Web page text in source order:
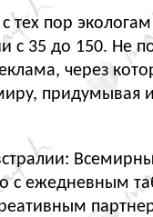
тех пор
с 35 до 150. Не
через
придумывая
с ежедневным